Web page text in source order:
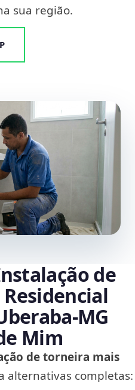
sua região.
de
Mim
de torneira mais
alternativas completas: